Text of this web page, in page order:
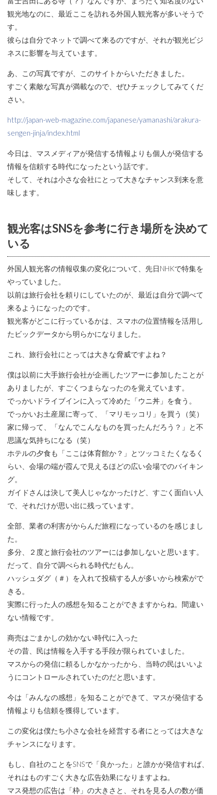
観光地なのに、最近ここを訪れる外国人観光客が多いそうで
す。
彼らは自分でネットで調べて来るのですが、それが観光ビジ
ネスに影響を与えています。
あ、この写真ですが、このサイトからいただきました。
すごく素敵な写真が満載なので、ぜひチェックしてみてくだ
さい。
http://japan-web-magazine.com/japanese/yamanashi/arakura-
sengen-jinja/index.html
今日は、マスメディアが発信する情報よりも個人が発信する
情報を信頼する時代になったという話です。
そして、それは小さな会社にとって大きなチャンス到来を意
味します。
観光客はSNSを参考に行き場所を決めて
いる
外国人観光客の情報収集の変化について、先日NHKで特集を
やっていました。
以前は旅行会社を頼りにしていたのが、最近は自分で調べて
来るようになったのです。
観光客がどこに行っているかは、スマホの位置情報を活用し
たビックデータから明らかになりました。
これ、旅行会社にとっては大きな脅威ですよね？
僕は以前に大手旅行会社が企画したツアーに参加したことが
ありましたが、すごくつまらなったのを覚えています。
でっかいドライブインに入って冷めた「ウニ丼」を食う。
でっかいお土産屋に寄って、「マリモッコリ」を買う（笑）
家に帰って、「なんでこんなものを買ったんだろう？」と不
思議な気持ちになる（笑）
ホテルの夕食も「ここは体育館か？」とツッコミたくなるく
らい、会場の端が霞んで見えるほどの広い会場でのバイキン
グ。
ガイドさんは決して美人じゃなかったけど、すごく面白い人
で、それだけが思い出に残っています。
全部、業者の利害がからんだ旅程になっているのを感じまし
た。
多分、２度と旅行会社のツアーには参加しないと思います。
だって、自分で調べられる時代だもん。
ハッシュダグ（＃）を入れて投稿する人が多いから検索がで
きる。
実際に行った人の感想を知ることができますからね。間違い
ない情報です。
商売はごまかしの効かない時代に入った
その昔、民は情報を入手する手段が限られていました。
マスからの発信に頼るしかなかったから、当時の民はいいよ
うにコントロールされていたのだと思います。
今は「みんなの感想」を知ることができて、マスが発信する
情報よりも信頼を獲得しています。
この変化は僕たち小さな会社を経営する者にとっては大きな
チャンスになります。
もし、自社のことをSNSで「良かった」と誰かが発信すれば、
それはものすごく大きな広告効果になりますよね。
マス発想の広告は「枠」の大きさと、それを見る人の数が価